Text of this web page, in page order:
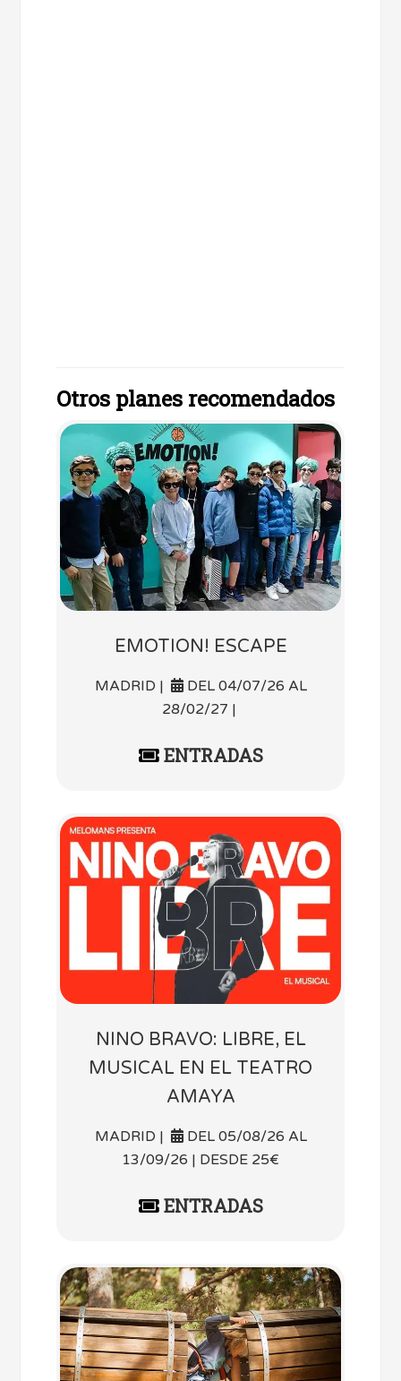
Otros planes recomendados
EMOTION! ESCAPE
MADRID |
DEL 04/07/26 AL
28/02/27 |
ENTRADAS
NINO BRAVO: LIBRE, EL
MUSICAL EN EL TEATRO
AMAYA
MADRID |
DEL 05/08/26 AL
13/09/26 | DESDE 25€
ENTRADAS